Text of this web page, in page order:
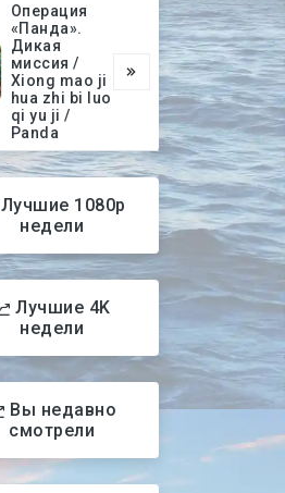
Операция
«Панда».
Дикая
миссия /
Xiong mao ji
hua zhi bi luo
qi yu ji /
Panda
Лучшие 1080p
недели
Лучшие 4K
недели
Вы недавно
смотрели